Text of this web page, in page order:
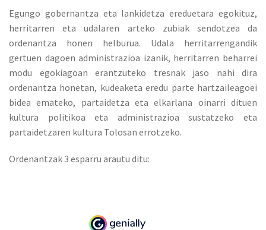
Egungo gobernantza eta lankidetza ereduetara egokituz,
herritarren eta udalaren arteko zubiak sendotzea da
ordenantza honen helburua. Udala herritarrengandik
gertuen dagoen administrazioa izanik, herritarren beharrei
modu egokiagoan erantzuteko tresnak jaso nahi dira
ordenantza honetan, kudeaketa eredu parte hartzaileagoei
bidea emateko, partaidetza eta elkarlana oinarri dituen
kultura politikoa eta administrazioa sustatzeko eta
partaidetzaren kultura Tolosan errotzeko.
Ordenantzak 3 esparru arautu ditu: